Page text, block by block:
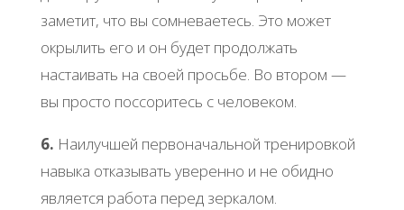
заметит, что вы сомневаетесь. Это может
окрылить его и он будет продолжать
настаивать на своей просьбе. Во втором —
вы просто поссоритесь с человеком.
6. Наилучшей первоначальной тренировкой
навыка отказывать уверенно и не обидно
является работа перед зеркалом.